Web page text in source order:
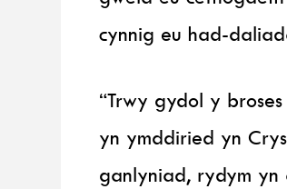
cynnig eu had-
“Trwy gydol y
yn ymddiried yn
ganlyniad, rydym yn